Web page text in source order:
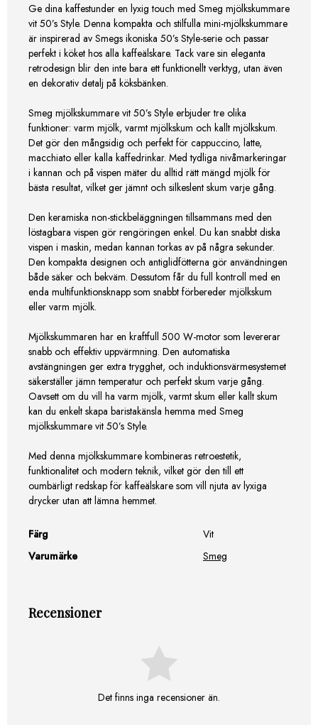
Ge dina kaffestunder en lyxig touch med Smeg mjölkskummare
vit 50’s Style. Denna kompakta och stilfulla mini-mjölkskummare
är inspirerad av Smegs ikoniska 50’s Style-serie och passar
perfekt i köket hos alla kaffeälskare. Tack vare sin eleganta
retrodesign blir den inte bara ett funktionellt verktyg, utan även
en dekorativ detalj på köksbänken.
Smeg mjölkskummare vit 50’s Style erbjuder tre olika
funktioner: varm mjölk, varmt mjölkskum och kallt mjölkskum.
Det gör den mångsidig och perfekt för cappuccino, latte,
macchiato eller kalla kaffedrinkar. Med tydliga nivåmarkeringar
i kannan och på vispen mäter du alltid rätt mängd mjölk för
bästa resultat, vilket ger jämnt och silkeslent skum varje gång.
Den keramiska non-stickbeläggningen tillsammans med den
löstagbara vispen gör rengöringen enkel. Du kan snabbt diska
vispen i maskin, medan kannan torkas av på några sekunder.
Den kompakta designen och antiglidfötterna gör användningen
både säker och bekväm. Dessutom får du full kontroll med en
enda multifunktionsknapp som snabbt förbereder mjölkskum
eller varm mjölk.
Mjölkskummaren har en kraftfull 500 W-motor som levererar
snabb och effektiv uppvärmning. Den automatiska
avstängningen ger extra trygghet, och induktionsvärmesystemet
säkerställer jämn temperatur och perfekt skum varje gång.
Oavsett om du vill ha varm mjölk, varmt skum eller kallt skum
kan du enkelt skapa baristakänsla hemma med Smeg
mjölkskummare vit 50’s Style.
Med denna mjölkskummare kombineras retroestetik,
funktionalitet och modern teknik, vilket gör den till ett
oumbärligt redskap för kaffeälskare som vill njuta av lyxiga
drycker utan att lämna hemmet.
Färg
Vit
Varumärke
Smeg
Recensioner
Det finns inga recensioner än.